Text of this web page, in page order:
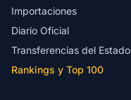
Importaciones
Diario Oficial
Transferencias del Estado
Rankings y Top 100